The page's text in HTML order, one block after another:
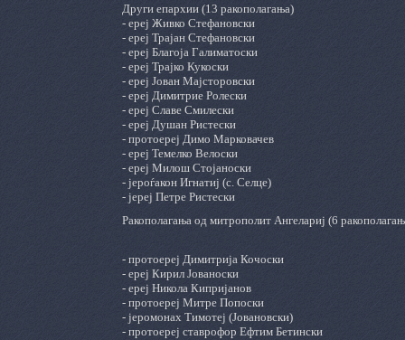
Други епархии (13 ракополагања)
- ереј Живко Стефановски
- ереј Трајан Стефановски
- ереј Благоја Галиматоски
- ереј Трајко Кукоски
- ереј Јован Мајсторовски
- ереј Димитрие Ролески
- ереј Славе Смилески
- ереј Душан Ристески
- протоереј Димо Марковачев
- ереј Темелко Велоски
- ереј Милош Стојаноски
- јероѓакон Игнатиј (с. Селце)
- јереј Петре Ристески
Ракополагања од митрополит Ангелариј (6
- протоереј Димитрија Кочоски
- ереј Кирил Јованоски
- ереј Никола Кипријанов
- протоереј Митре Попоски
- јеромонах Тимотеј (Јовановски)
- протоереј ставрофор Ефтим Бетински